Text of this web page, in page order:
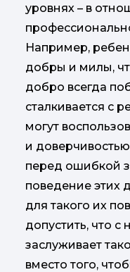
уровнях – в
Например,
добры и милы,
добро всегда
сталкивается с
могут
и
перед ошибкой
поведение этих
для такого их
допустить, что с
заслуживает
вместо того,